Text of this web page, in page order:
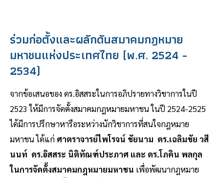
ร่วมก่อตั้งและผลักดันสมาคมกฎหมาย
มหาชนแห่งประเทศไทย (พ.ศ. 2524 -
2534)
จากข้อเสนอของ ดร.อิสสระในการอภิปรายทางวิชาการในปี
2523 ให้มีการจัดตั้งสมาคมกฎหมายมหาชน ในปี 2524-2525
ได้มีการปรึกษาหารือระหว่างนักวิชาการที่สนใจกฎหมาย
มหาชน ได้แก่ ศาตราจารย์ไพโรจน์ ชัยนาม ดร.เฉลิมชัย วสี
นนท์ ดร.อิสสระ นิติทัณฑ์ประภาศ และ ดร.โภคิน พลกุล
ในการจัดตั้งสมาคมกฎหมายมหาชน เพื่อพัฒนากฎหมาย